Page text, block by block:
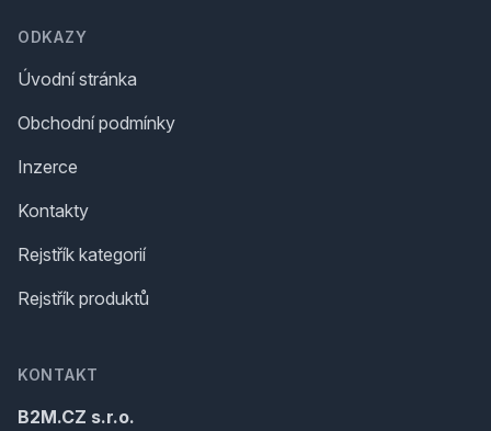
ODKAZY
Úvodní stránka
Obchodní podmínky
Inzerce
Kontakty
Rejstřík kategorií
Rejstřík produktů
KONTAKT
B2M.CZ s.r.o.